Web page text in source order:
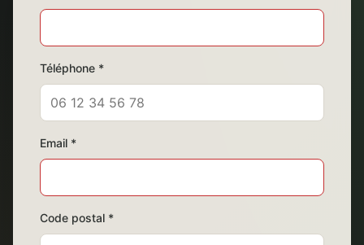
Téléphone *
Email *
Code postal *